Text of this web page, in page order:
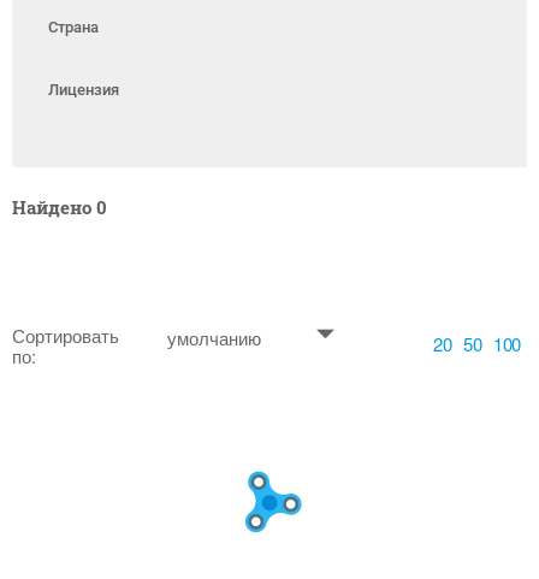
Страна
Лицензия
Найдено 0
Сортировать
по:
умолчанию 20 50 100